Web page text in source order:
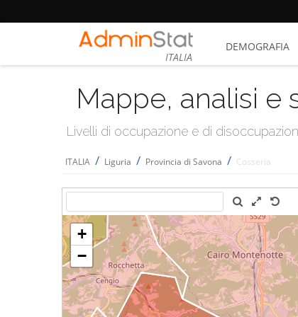
ITALIA
DEMOGRAFIA
Mappe, analisi
Livelli di occupazione e di
ITALIA / Liguria / Provincia di Savona / Cosseria